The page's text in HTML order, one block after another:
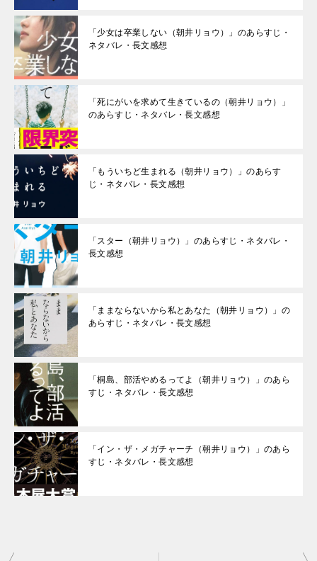
「少女は卒業しない（朝井リョウ）」のあらすじ・
ネタバレ・長文感想
「死にがいを求めて生きているの（朝井リョウ）」
のあらすじ・ネタバレ・長文感想
「もういちど生まれる（朝井リョウ）」のあらす
じ・ネタバレ・長文感想
「スター（朝井リョウ）」のあらすじ・ネタバレ・
長文感想
「ままならないから私とあなた（朝井リョウ）」の
あらすじ・ネタバレ・長文感想
「桐島、部活やめるってよ（朝井リョウ）」のあら
すじ・ネタバレ・長文感想
「イン・ザ・メガチャーチ（朝井リョウ）」のあら
すじ・ネタバレ・長文感想